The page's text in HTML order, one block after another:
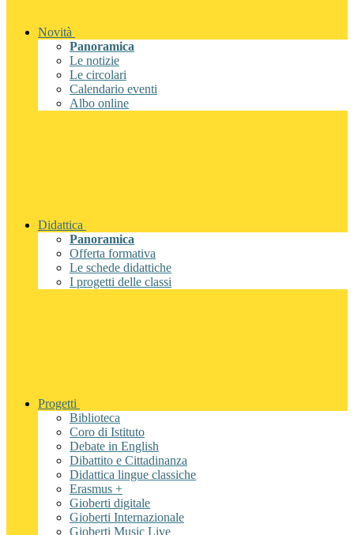
Novità
Panoramica
Le notizie
Le circolari
Calendario eventi
Albo online
Didattica
Panoramica
Offerta formativa
Le schede didattiche
I progetti delle classi
Progetti
Biblioteca
Coro di Istituto
Debate in English
Dibattito e Cittadinanza
Didattica lingue classiche
Erasmus +
Gioberti digitale
Gioberti Internazionale
Gioberti Music Live